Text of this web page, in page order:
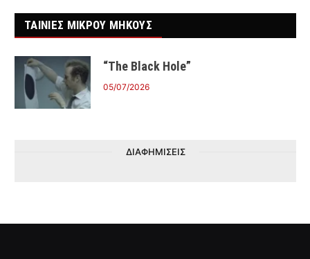
ΤΑΙΝΙΕΣ ΜΙΚΡΟΥ ΜΗΚΟΥΣ
“The Black Hole”
05/07/2026
ΔΙΑΦΗΜΙΣΕΙΣ